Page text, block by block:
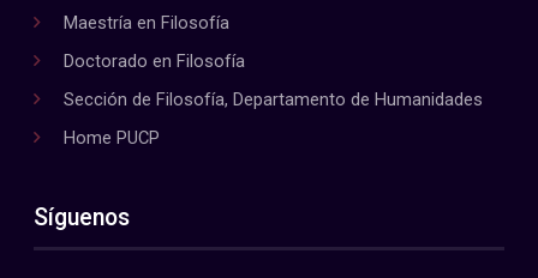
Maestría en Filosofía
Doctorado en Filosofía
Sección de Filosofía, Departamento de Humanidades
Home PUCP
Síguenos